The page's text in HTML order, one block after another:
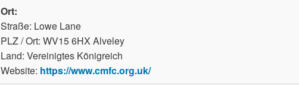
Ort:
Straße: Lowe Lane
PLZ / Ort: WV15 6HX Alveley
Land: Vereinigtes Königreich
Website: https://www.cmfc.org.uk/